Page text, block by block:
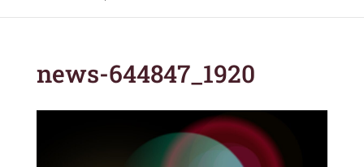
news-644847_1920